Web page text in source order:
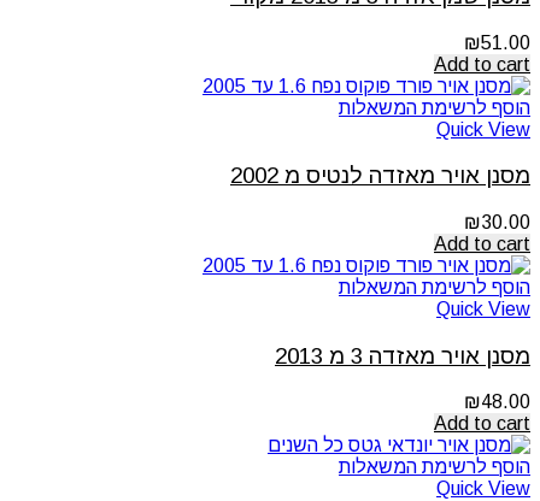
₪51.00
Add to cart
הוסף לרשימת המשאלות
Quick View
מסנן אויר מאזדה לנטיס מ 2002
₪30.00
Add to cart
הוסף לרשימת המשאלות
Quick View
מסנן אויר מאזדה 3 מ 2013
₪48.00
Add to cart
הוסף לרשימת המשאלות
Quick View